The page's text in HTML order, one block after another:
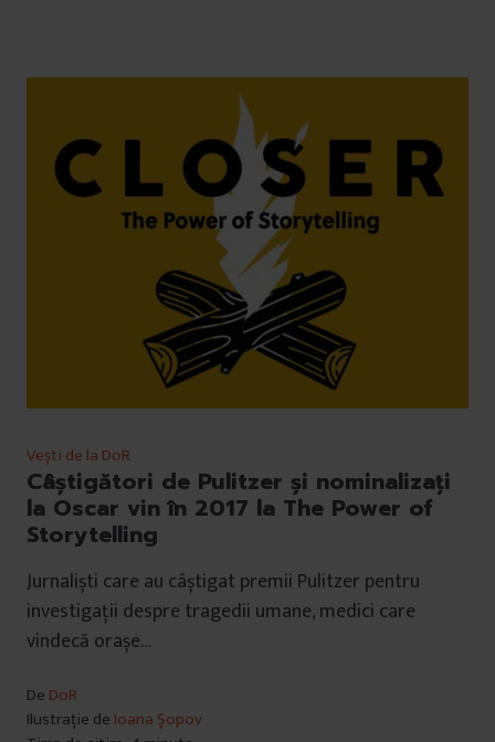
Vești de la DoR
Câștigători de Pulitzer și nominalizați
la Oscar vin în 2017 la The Power of
Storytelling
Jurnaliști care au câștigat premii Pulitzer pentru
investigații despre tragedii umane, medici care
vindecă orașe…
De DoR
Ilustrație de Ioana Șopov